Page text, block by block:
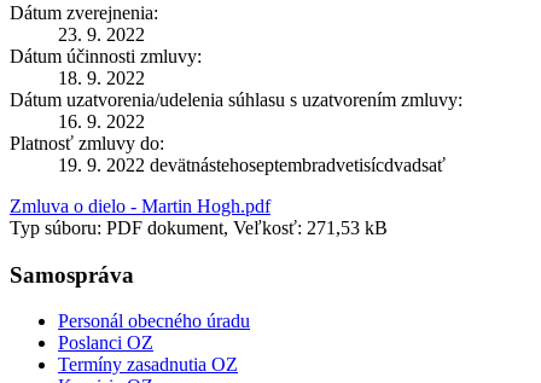
Dátum zverejnenia:
23. 9. 2022
Dátum účinnosti zmluvy:
18. 9. 2022
Dátum uzatvorenia/udelenia súhlasu s uzatvorením zmluvy:
16. 9. 2022
Platnosť zmluvy do:
19. 9. 2022 devätnástehoseptembradvetisícdvadsať
Zmluva o dielo - Martin Hogh.pdf
Typ súboru: PDF dokument, Veľkosť: 271,53 kB
Samospráva
Personál obecného úradu
Poslanci OZ
Termíny zasadnutia OZ